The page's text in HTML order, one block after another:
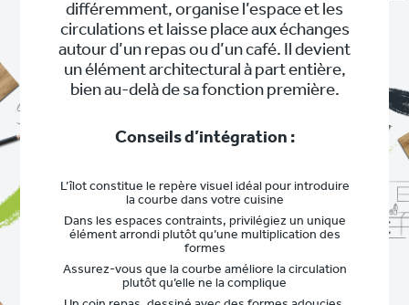
différemment, organise l’espace et les
circulations et laisse place aux échanges
autour d’un repas ou d’un café. Il devient
un élément architectural à part entière,
bien au-delà de sa fonction première.
Conseils d’intégration :
L’îlot constitue le repère visuel idéal pour introduire
la courbe dans votre cuisine
Dans les espaces contraints, privilégiez un unique
élément arrondi plutôt qu’une multiplication des
formes
Assurez-vous que la courbe améliore la circulation
plutôt qu’elle ne la complique